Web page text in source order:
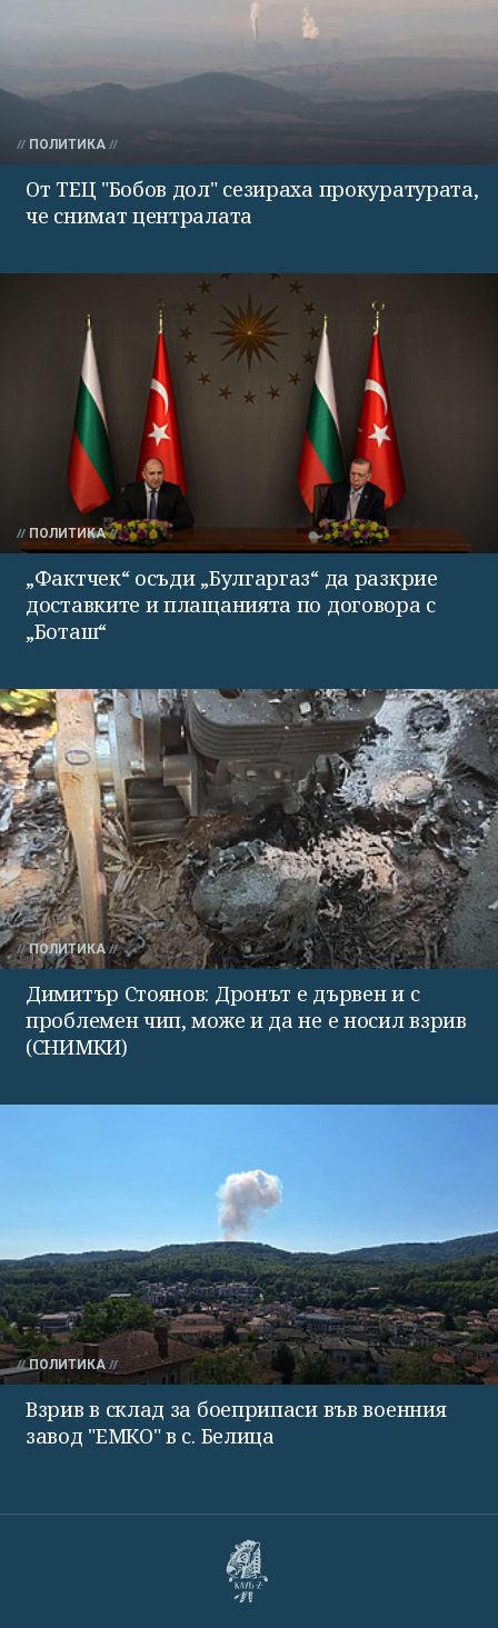
ПОЛИТИКА
От ТЕЦ "Бобов дол" сезираха прокуратурата,
че снимат централата
ПОЛИТИКА
„Фактчек“ осъди „Булгаргаз“ да разкрие
доставките и плащанията по договора с
„Боташ“
ПОЛИТИКА
Димитър Стоянов: Дронът е дървен и с
проблемен чип, може и да не е носил взрив
(СНИМКИ)
ПОЛИТИКА
Взрив в склад за боеприпаси във военния
завод "ЕМКО" в с. Белица